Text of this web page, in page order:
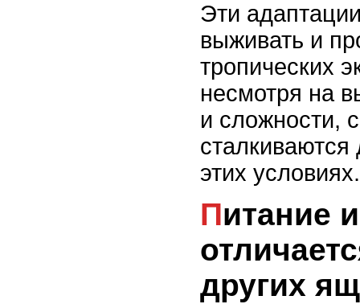
Эти
выживать и
тропических
несмотря на
и сложности,
сталкиваются
этих условиях.
Питание игуан: чем оно
других